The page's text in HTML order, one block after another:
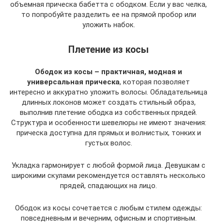
объемная прическа бабетта с ободком. Если у вас челка,
то попробуйте разделить ее на прямой пробор или
уложить набок.
Плетение из косы
Ободок из косы – практичная, модная и
универсальная прическа, которая позволяет
интересно и аккуратно уложить волосы. Обладательница
длинных локонов может создать стильный образ,
выполнив плетение ободка из собственных прядей.
Структура и особенности шевелюры не имеют значения:
прическа доступна для прямых и волнистых, тонких и
густых волос.
Укладка гармонирует с любой формой лица. Девушкам с
широкими скулами рекомендуется оставлять несколько
прядей, спадающих на лицо.
Ободок из косы сочетается с любым стилем одежды:
повседневным и вечерним, офисным и спортивным.